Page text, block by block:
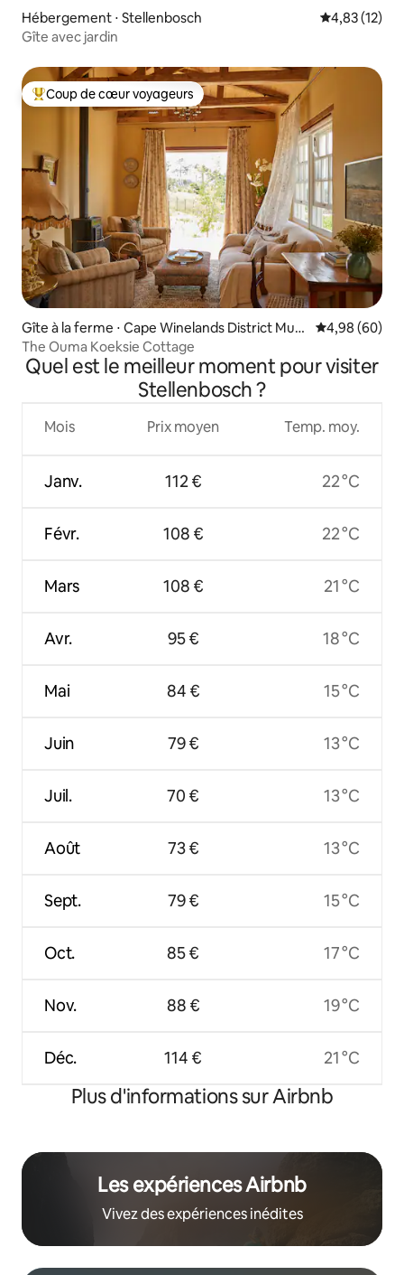
Hébergement ⋅ Stellenbosch Évaluation
4,83 (12)
Gîte avec jardin
Coups de cœur voyageurs les plus appréciés
Coup de cœur voyageurs
Gîte à la ferme ⋅ Cape Winelands District Muni
cipality
Évaluation
4,98 (60)
The Ouma Koeksie Cottage
Quel est le meilleur moment pour visiter
Stellenbosch ?
Mois
Janv.
Févr.
Mars
Avr.
Mai
Juin
Juil.
Août
Sept.
Oct.
Nov.
Déc.
Prix moyen
112 €
108 €
108 €
95 €
84 €
79 €
70 €
73 €
79 €
85 €
88 €
114 €
Temp. moy.
22 °C
22 °C
21 °C
18 °C
15 °C
13 °C
13 °C
13 °C
15 °C
17 °C
19 °C
21 °C
Plus d'informations sur Airbnb
Les expériences Airbnb
Vivez des expériences inédites